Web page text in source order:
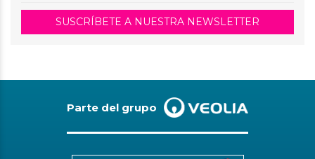
SUSCRÍBETE A NUESTRA NEWSLETTER
Parte del grupo